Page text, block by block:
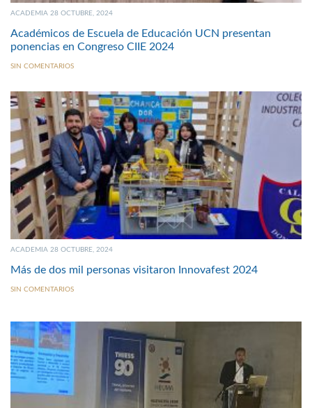
ACADEMIA 28 OCTUBRE, 2024
Académicos de Escuela de Educación UCN presentan
ponencias en Congreso CIIE 2024
SIN COMENTARIOS
ACADEMIA 28 OCTUBRE, 2024
Más de dos mil personas visitaron Innovafest 2024
SIN COMENTARIOS